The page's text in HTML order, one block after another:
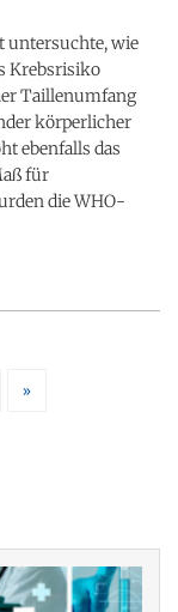
untersuchte, wie
Krebsrisiko
Taillenumfang
körperlicher
ebenfalls das
für
die WHO-
»